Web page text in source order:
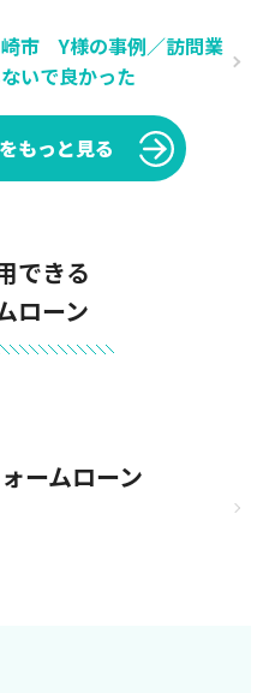
市 Y様の事例／訪問業
いで良かった
もっと見る
できる
ローン
ームローン